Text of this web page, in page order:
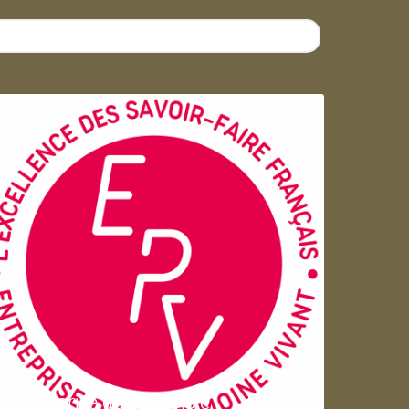
Entreprise du patrimoie